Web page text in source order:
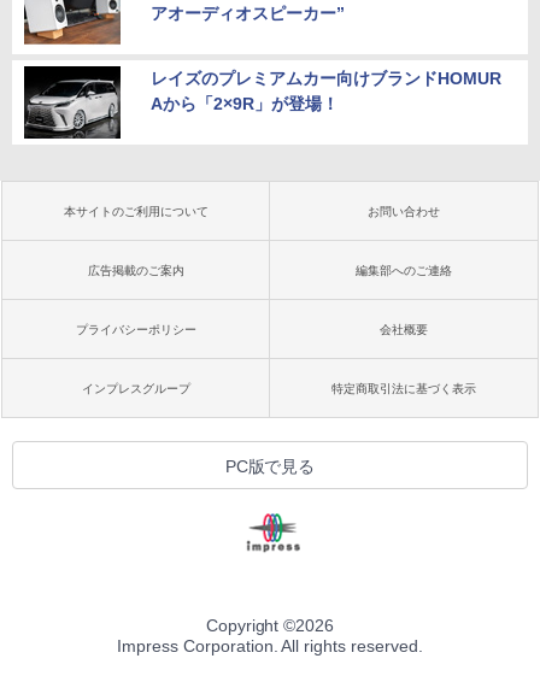
アオーディオスピーカー”
レイズのプレミアムカー向けブランドHOMUR
Aから「2×9R」が登場！
本サイトのご利用について お問い合わせ
広告掲載のご案内 編集部へのご連絡
プライバシーポリシー 会社概要
インプレスグループ 特定商取引法に基づく表示
PC版で見る
Copyright ©2026
Impress Corporation. All rights reserved.